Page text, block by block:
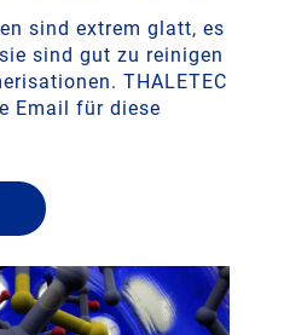
sind extrem glatt, es
sind gut zu reinigen
THALETEC
Email für diese